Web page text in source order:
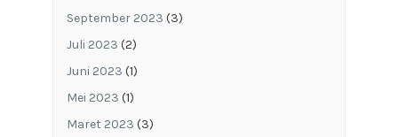
September 2023 (3)
Juli 2023 (2)
Juni 2023 (1)
Mei 2023 (1)
Maret 2023 (3)